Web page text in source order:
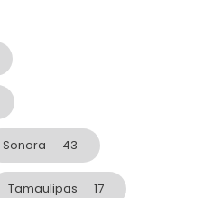
Sonora 43
Tamaulipas 17